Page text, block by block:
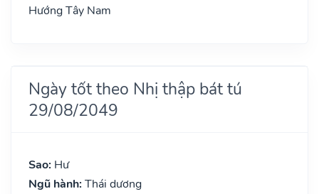
Hướng Tây Nam
Ngày tốt theo Nhị thập bát tú
29/08/2049
Sao: Hư
Ngũ hành: Thái dương